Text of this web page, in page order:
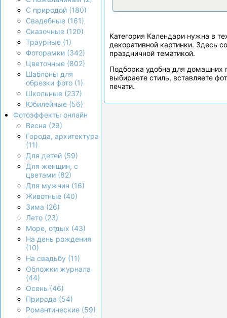
С природой (180)
Свадебные (161)
Сказочные (120)
Траурные (1)
Фоторамки (342)
Цветочные (802)
Шаблоны для
обрезки фото (1)
Школьные (237)
Юбилейные (56)
Фотоэффекты онлайн
Весна (29)
Города, архитектура
(11)
Для детей (59)
Для женщин, с
цветами (82)
Для мужчин (16)
Животные (40)
Зима (26)
Лето (23)
Море, отдых (43)
На день рождения
(10)
На свадьбу (11)
Обложки журнала
(44)
Осень (46)
Природа (54)
Романтические (59)
Категория Календари нужна в
декоративной картинки. Здесь
праздничной тематикой.
Подборка удобна для домашних
выбираете стиль, вставляете
печати.